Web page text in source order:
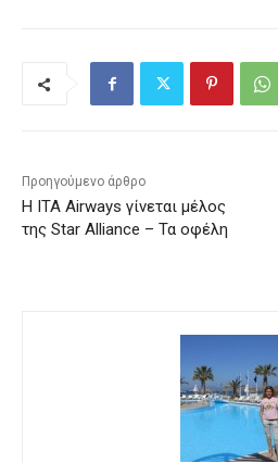
Προηγούμενο άρθρο
Η ITA Airways γίνεται μέλος
της Star Alliance – Τα οφέλη